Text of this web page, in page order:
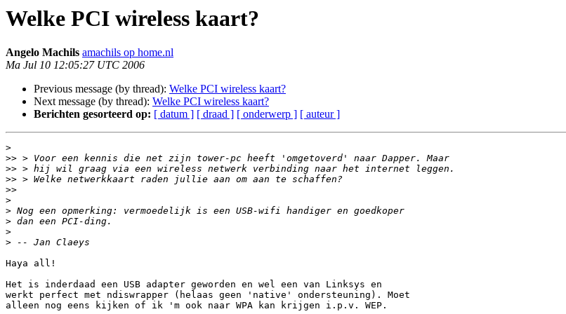
Welke PCI wireless kaart?
Angelo Machils amachils op home.nl
Ma Jul 10 12:05:27 UTC 2006
Previous message (by thread): Welke PCI wireless kaart?
Next message (by thread): Welke PCI wireless kaart?
Berichten gesorteerd op: [ datum ] [ draad ] [ onderwerp ] [ auteur ]
>
>>
>>
>>
>>
>
>
>
>
>
Haya all!
Het is inderdaad een USB adapter geworden en wel een van Linksys en
werkt perfect met ndiswrapper (helaas geen 'native' ondersteuning). Moet
alleen nog eens kijken of ik 'm ook naar WPA kan krijgen i.p.v. WEP.